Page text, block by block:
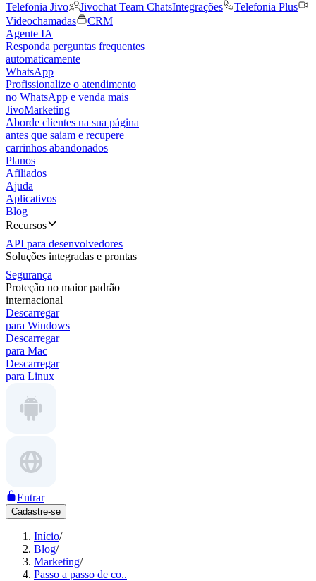
Telefonia Jivo
Jivochat Team ChatsIntegrações
Telefonia Plus
Videochamadas
CRM
Agente IA
Responda perguntas frequentes
automaticamente
WhatsApp
Profissionalize o atendimento
no WhatsApp e venda mais
JivoMarketing
Aborde clientes na sua página
antes que saiam e recupere
carrinhos abandonados
Planos
Afiliados
Ajuda
Aplicativos
Blog
Recursos
API para desenvolvedores
Soluções integradas e prontas
Segurança
Proteção no maior padrão
internacional
Descarregar
para Windows
Descarregar
para Mac
Descarregar
para Linux
Entrar
Cadastre-se
Início/
Blog/
Marketing/
Passo a passo de co..